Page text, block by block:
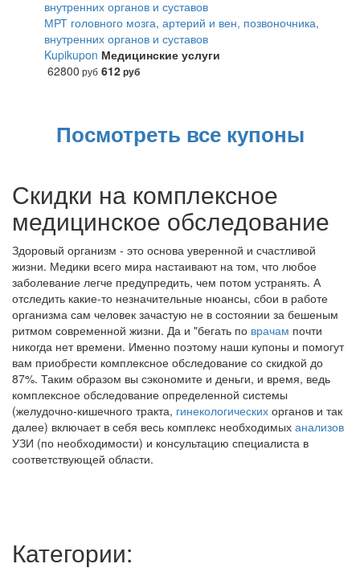
МРТ головного мозга, артерий и вен, позвоночника,
внутренних органов и суставов
Kupikupon Медицинские услуги
62800 руб 612руб
Посмотреть все купоны
Скидки на комплексное
медицинское обследование
Здоровый организм - это основа уверенной и счастливой
жизни. Медики всего мира настаивают на том, что любое
заболевание легче предупредить, чем потом устранять. А
отследить какие-то незначительные нюансы, сбои в работе
организма сам человек зачастую не в состоянии за бешеным
ритмом современной жизни. Да и "бегать по врачам почти
никогда нет времени. Именно поэтому наши купоны и помогут
вам приобрести комплексное обследование со скидкой до
87%. Таким образом вы сэкономите и деньги, и время, ведь
комплексное обследование определенной системы
(желудочно-кишечного тракта, гинекологических органов и так
далее) включает в себя весь комплекс необходимых анализов
УЗИ (по необходимости) и консультацию специалиста в
соответствующей области.
Категории: